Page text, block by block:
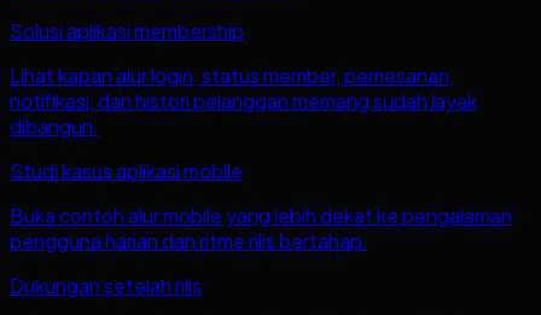
Solusi aplikasi membership
Lihat kapan alur login, status member, pemesanan,
notifikasi, dan histori pelanggan memang sudah layak
dibangun.
Studi kasus aplikasi mobile
Buka contoh alur mobile yang lebih dekat ke pengalaman
pengguna harian dan ritme rilis bertahap.
Dukungan setelah rilis